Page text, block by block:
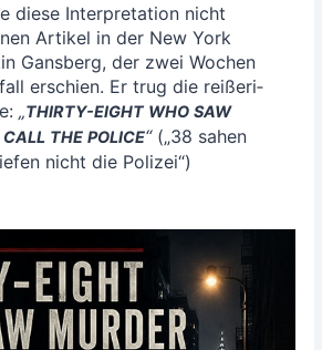
die­se Inter­pre­ta­ti­on nicht
Arti­kel in der New York
Gans­berg, der zwei Wochen
erschien. Er trug die rei­ße­ri­
„THIRTY-EIGHT WHO SAW
CALL THE POLICE“(„38 sahen
nicht die Polizei“)